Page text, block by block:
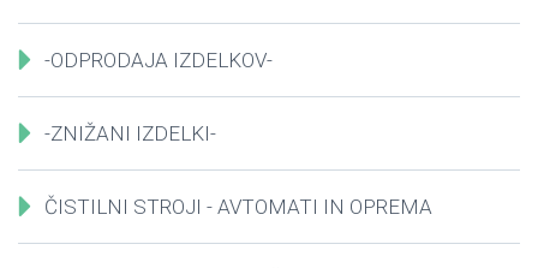
-ODPRODAJA IZDELKOV-
-ZNIŽANI IZDELKI-
ČISTILNI STROJI - AVTOMATI IN OPREMA